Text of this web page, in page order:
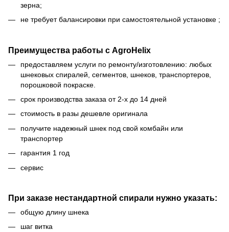
зерна;
не требует балансировки при самостоятельной установке ;
Преимущества работы с AgroHelix
предоставляем услуги по ремонту/изготовлению: любых
шнековых спиралей, сегментов, шнеков, транспортеров,
порошковой покраске.
срок производства заказа от 2-х до 14 дней
стоимость в разы дешевле оригинала
получите надежный шнек под свой комбайн или
транспортер
гарантия 1 год
сервис
При заказе нестандартной спирали нужно указать:
общую длину шнека
шаг витка